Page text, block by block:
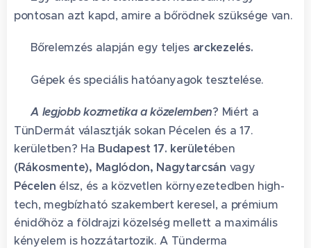
pontosan azt kapd, amire a bőrödnek szüksége van.
✅ Bőrelemzés alapján egy teljes arckezelés.
✅ Gépek és speciális hatóanyagok tesztelése.
📍A legjobb kozmetika a közelemben? Miért a
TünDermát választják sokan Pécelen és a 17.
kerületben? Ha Budapest 17. kerületében
(Rákosmente), Maglódon, Nagytarcsán vagy
Pécelen élsz, és a közvetlen környezetedben high-
tech, megbízható szakembert keresel, a prémium
énidőhöz a földrajzi közelség mellett a maximális
kényelem is hozzátartozik. A Tünderma